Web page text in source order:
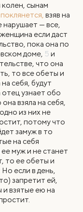
сынам
взяв на
нарушает — все,
если даст
пока она по
доме, 5 и
что она
то все обеты и
себя, будут
отец узнает обо
взяла на себя,
из них не
потому что
замуж в то
на себя
муж и не станет
то ее обеты и
Но если в день,
запретит ей,
взятые ею на